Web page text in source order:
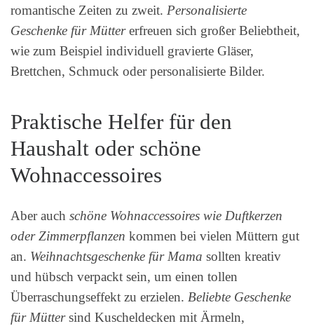
romantische Zeiten zu zweit. Personalisierte
Geschenke für Müttererfreuen sich großer Beliebtheit,
wie zum Beispiel individuell gravierte Gläser,
Brettchen, Schmuck oder personalisierte Bilder.
Praktische Helfer für den
Haushalt oder schöne
Wohnaccessoires
Aber auch schöne Wohnaccessoires wie Duftkerzen
oder Zimmerpflanzen kommen bei vielen Müttern gut
an. Weihnachtsgeschenke für Mama sollten kreativ
und hübsch verpackt sein, um einen tollen
Überraschungseffekt zu erzielen. Beliebte Geschenke
für Müttersind Kuscheldecken mit Ärmeln,